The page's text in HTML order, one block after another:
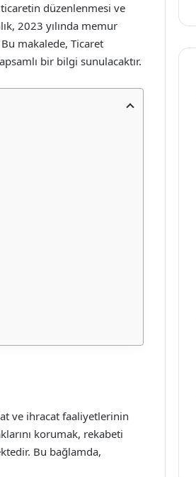
düzenlenmesi ve
2023 yılında memur
makalede, Ticaret
bir bilgi sunulacaktır.
ve ihracat faaliyetlerinin
korumak, rekabeti
Bu bağlamda,